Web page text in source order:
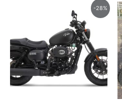
-28%
Oorspronkelijke
prijs
was:
€6,899.00.
Huidige
prijs
€4,950.00.